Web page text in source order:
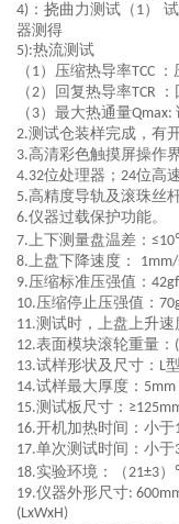
4) ：挠曲力测试（ 1）
器测得
5):热流测试
（ 1）压缩热导率TCC
（2）回复热导率TCR
（ 3）最大热通量Qmax:
2.测试仓装样完成，有
3.高清彩色触摸屏操作
4.32位处理器； 24位高
5.高精度导轨及滚珠丝
6.仪器过载保护功能。
7.上下测量盘温差：
8.上盘下降速度： 1mm/
9.压缩标准压强值：
10.压缩停止压强值：
11.测试时，上盘上升速
12.表面模块滚轮重量：
13.试样形状及尺寸： L
14.试样最大厚度： 5mm
15.测试板尺寸：
16.开机加热时间：小于
17.单次测试时间：小于
18.实验环境：（21±3）
19.仪器外形尺寸:
(LxWxH)